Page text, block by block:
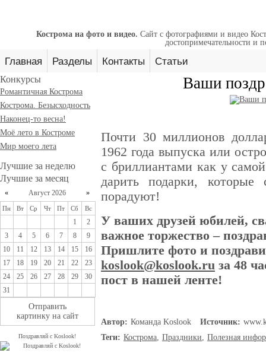
Кострома на фото и видео. Сайт с фотографиями и видео
достопримечательности и
Главная Разделы Контакты Статьи
Конкурсы
Романтичная Кострома
Кострома. Безысходность
Наконец-то весна!
Моё лето в Костроме
Мир моего лета
Лучшие за неделю
Лучшие за месяц
« Август 2026 »
Пн Вт Ср Чт Пт Сб Вс
1
2
3
4 5 6 7 8
9
10
11 12 13 14 15
16
17
18 19 20 21 22
23
24
25 26 27 28 29
30
31
Отправить
картинку на сайт
Поздравляй с Koslook!
Ваши
Почти 30 миллионов
1962 года выпуска или
с бриллиантами как у
дарить подарки,
порадуют!
У ваших друзей юбилей,
важное торжество –
Пришлите фото и
koslook@koslook.ru за 48
пост в нашей ленте!
Автор: Команда Koslook Источник:
Теги: Кострома, Праздники, Полезная